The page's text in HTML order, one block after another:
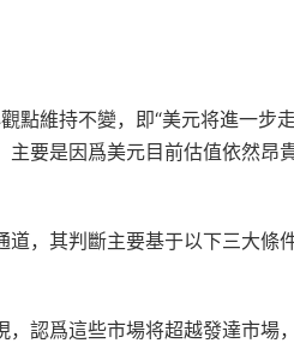
點維持不變，即“美元将進一步
要是因爲美元目前估值依然昂
，其判斷主要基于以下三大條
認爲這些市場将超越發達市場